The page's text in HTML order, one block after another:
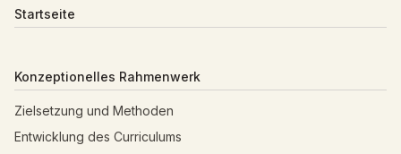
Startseite
Konzeptionelles Rahmenwerk
Zielsetzung und Methoden
Entwicklung des Curriculums